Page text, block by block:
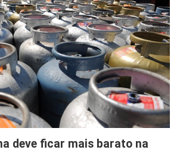
deve ficar mais barato na